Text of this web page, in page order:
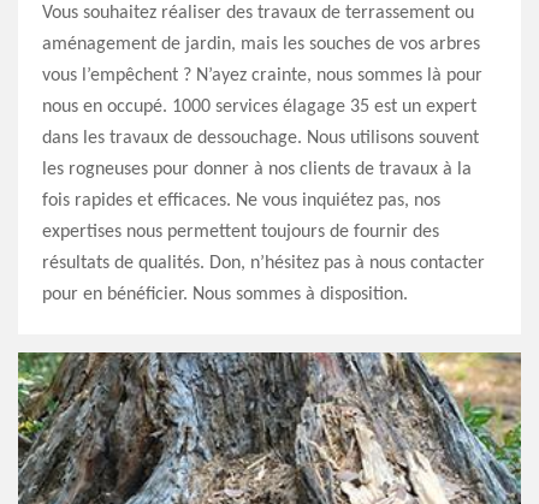
Vous souhaitez réaliser des travaux de terrassement ou
aménagement de jardin, mais les souches de vos arbres
vous l’empêchent ? N’ayez crainte, nous sommes là pour
nous en occupé. 1000 services élagage 35 est un expert
dans les travaux de dessouchage. Nous utilisons souvent
les rogneuses pour donner à nos clients de travaux à la
fois rapides et efficaces. Ne vous inquiétez pas, nos
expertises nous permettent toujours de fournir des
résultats de qualités. Don, n’hésitez pas à nous contacter
pour en bénéficier. Nous sommes à disposition.